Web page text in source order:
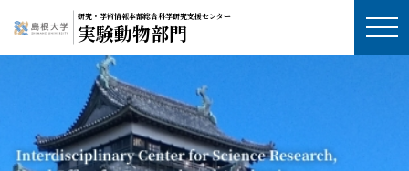
研究・学術情報本部総合科学研究支援センター
実験動物部門
トップページ
実験動物部門とは